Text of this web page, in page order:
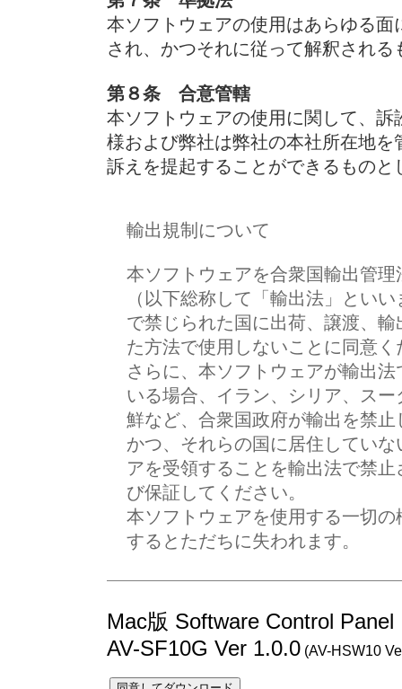
本ソフトウェアの使用はあらゆる
され、かつそれに従って解釈される
第８条 合意管轄
本ソフトウェアの使用に関して、
様および弊社は弊社の本社所在地
訴えを提起することができるものと
輸出規制について
本ソフトウェアを合衆国輸出管
（以下総称して「輸出法」といい
で禁じられた国に出荷、譲渡、
た方法で使用しないことに同意く
さらに、本ソフトウェアが輸出
いる場合、イラン、シリア、ス
鮮など、合衆国政府が輸出を禁
かつ、それらの国に居住してい
アを受領することを輸出法で禁
び保証してください。
本ソフトウェアを使用する一切
するとただちに失われます。
Mac版 Software Control Panel
AV-SF10G Ver 1.0.0 (AV-HSW10